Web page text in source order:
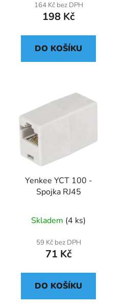
164 Kč bez DPH
198 Kč
DO KOŠÍKU
Yenkee YCT 100 -
Spojka RJ45
Skladem (4 ks)
59 Kč bez DPH
71 Kč
DO KOŠÍKU